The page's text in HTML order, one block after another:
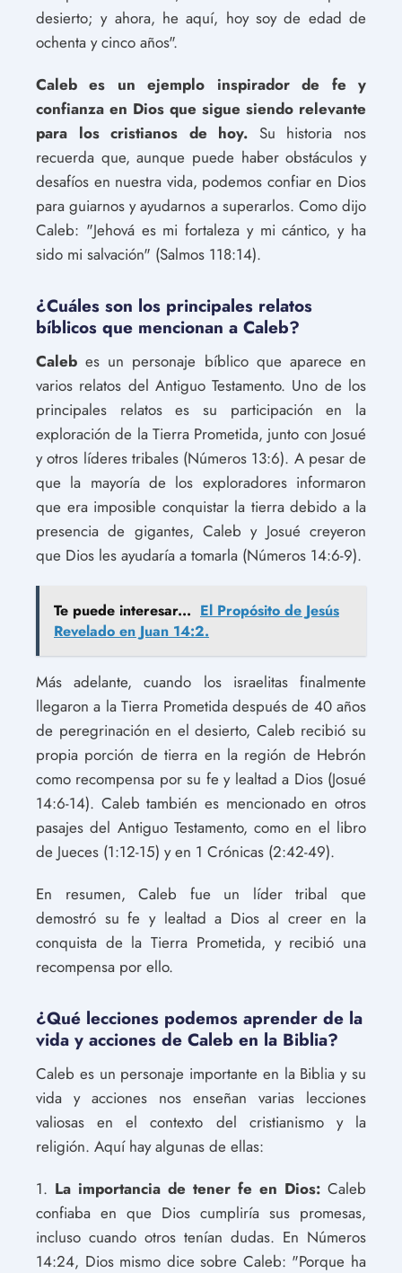
desierto; y ahora, he aquí, hoy soy de edad de
ochenta y cinco años".
Caleb es un ejemplo inspirador de fe y
confianza en Dios que sigue siendo relevante
para los cristianos de hoy. Su historia nos
recuerda que, aunque puede haber obstáculos y
desafíos en nuestra vida, podemos confiar en Dios
para guiarnos y ayudarnos a superarlos. Como dijo
Caleb: "Jehová es mi fortaleza y mi cántico, y ha
sido mi salvación" (Salmos 118:14).
¿Cuáles son los principales relatos
bíblicos que mencionan a Caleb?
Caleb es un personaje bíblico que aparece en
varios relatos del Antiguo Testamento. Uno de los
principales relatos es su participación en la
exploración de la Tierra Prometida, junto con Josué
y otros líderes tribales (Números 13:6). A pesar de
que la mayoría de los exploradores informaron
que era imposible conquistar la tierra debido a la
presencia de gigantes, Caleb y Josué creyeron
que Dios les ayudaría a tomarla (Números 14:6-9).
Te puede interesar... El Propósito de Jesús
Revelado en Juan 14:2.
Más adelante, cuando los israelitas finalmente
llegaron a la Tierra Prometida después de 40 años
de peregrinación en el desierto, Caleb recibió su
propia porción de tierra en la región de Hebrón
como recompensa por su fe y lealtad a Dios (Josué
14:6-14). Caleb también es mencionado en otros
pasajes del Antiguo Testamento, como en el libro
de Jueces (1:12-15) y en 1 Crónicas (2:42-49).
En resumen, Caleb fue un líder tribal que
demostró su fe y lealtad a Dios al creer en la
conquista de la Tierra Prometida, y recibió una
recompensa por ello.
¿Qué lecciones podemos aprender de la
vida y acciones de Caleb en la Biblia?
Caleb es un personaje importante en la Biblia y su
vida y acciones nos enseñan varias lecciones
valiosas en el contexto del cristianismo y la
religión. Aquí hay algunas de ellas:
1. La importancia de tener fe en Dios: Caleb
confiaba en que Dios cumpliría sus promesas,
incluso cuando otros tenían dudas. En Números
14:24, Dios mismo dice sobre Caleb: "Porque ha